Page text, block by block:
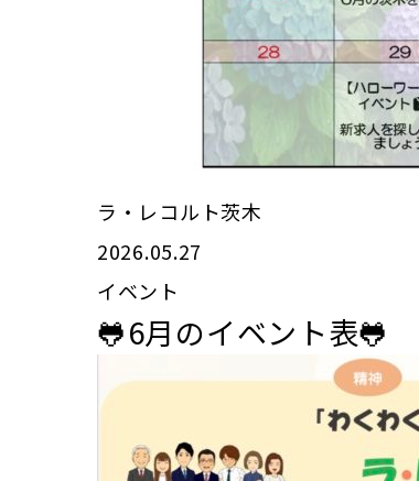
ラ・レコルト茨木
2026.05.27
イベント
🐸6月のイベント表🐸